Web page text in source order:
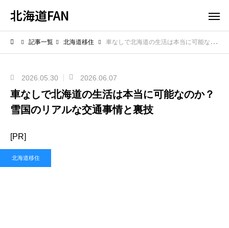
北海道FAN
記事一覧 北海道移住 車なしで北海道の生活は本当に可能なのか？雪国のリアルな交通事情と裏技
2026.05.30 2026.06.07
車なしで北海道の生活は本当に可能なのか？
雪国のリアルな交通事情と裏技
[PR]
北海道移住